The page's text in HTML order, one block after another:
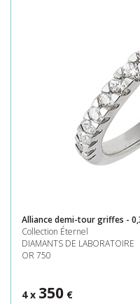
Alliance demi-tour griffes -
Collection Éternel
DIAMANTS DE LABORATOIRE
OR 750
4 x 350 €